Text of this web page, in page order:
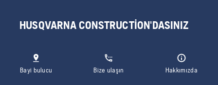
HUSQVARNA CONSTRUCTION'DASINIZ
Bayi bulucu Bize ulaşın Hakkımızda